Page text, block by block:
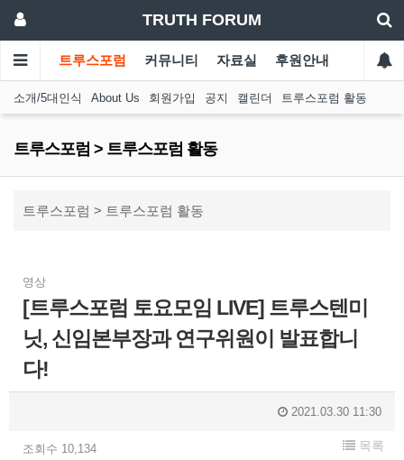
TRUTH FORUM
트루스포럼 커뮤니티 자료실 후원안내
소개/5대인식 About Us 회원가입 공지 캘린더 트루스포럼 활동
트루스포럼 > 트루스포럼 활동
트루스포럼 > 트루스포럼 활동
영상
[트루스포럼 토요모임 LIVE] 트루스텐미
닛, 신임본부장과 연구위원이 발표합니
다!
2021.03.30 11:30
조회수 10,134 목록